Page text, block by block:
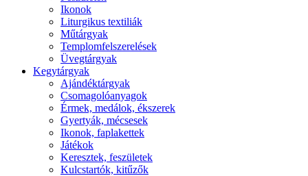
Ikonok
Liturgikus textiliák
Műtárgyak
Templomfelszerelések
Üvegtárgyak
Kegytárgyak
Ajándéktárgyak
Csomagolóanyagok
Érmek, medálok, ékszerek
Gyertyák, mécsesek
Ikonok, faplakettek
Játékok
Keresztek, feszületek
Kulcstartók, kitűzők